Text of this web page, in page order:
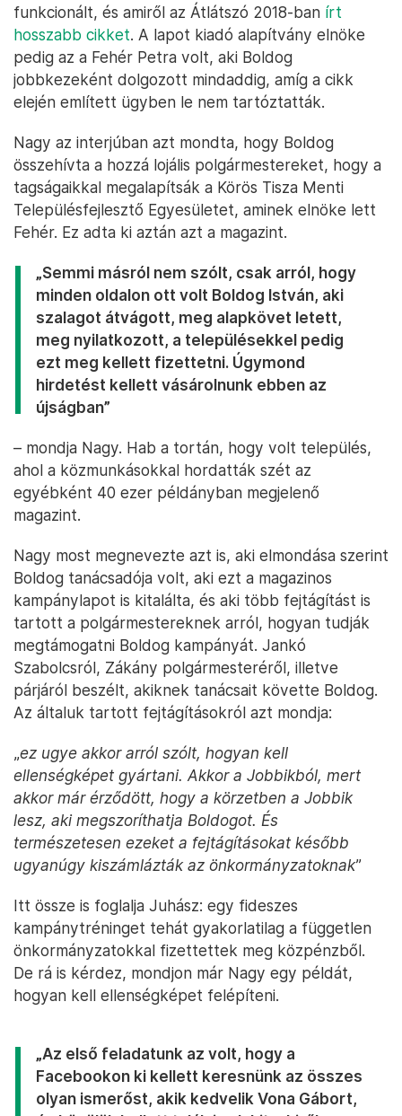
funkcionált, és amiről az Átlátszó 2018-ban írt
hosszabb cikket. A lapot kiadó alapítvány elnöke
pedig az a Fehér Petra volt, aki Boldog
jobbkezeként dolgozott mindaddig, amíg a cikk
elején említett ügyben le nem tartóztatták.
Nagy az interjúban azt mondta, hogy Boldog
összehívta a hozzá lojális polgármestereket, hogy a
tagságaikkal megalapítsák a Körös Tisza Menti
Településfejlesztő Egyesületet, aminek elnöke lett
Fehér. Ez adta ki aztán azt a magazint.
„Semmi másról nem szólt, csak arról, hogy
minden oldalon ott volt Boldog István, aki
szalagot átvágott, meg alapkövet letett,
meg nyilatkozott, a településekkel pedig
ezt meg kellett fizettetni. Úgymond
hirdetést kellett vásárolnunk ebben az
újságban”
– mondja Nagy. Hab a tortán, hogy volt település,
ahol a közmunkásokkal hordatták szét az
egyébként 40 ezer példányban megjelenő
magazint.
Nagy most megnevezte azt is, aki elmondása szerint
Boldog tanácsadója volt, aki ezt a magazinos
kampánylapot is kitalálta, és aki több fejtágítást is
tartott a polgármestereknek arról, hogyan tudják
megtámogatni Boldog kampányát. Jankó
Szabolcsról, Zákány polgármesteréről, illetve
párjáról beszélt, akiknek tanácsait követte Boldog.
Az általuk tartott fejtágításokról azt mondja:
„ez ugye akkor arról szólt, hogyan kell
ellenségképet gyártani. Akkor a Jobbikból, mert
akkor már érződött, hogy a körzetben a Jobbik
lesz, aki megszoríthatja Boldogot. És
természetesen ezeket a fejtágításokat később
ugyanúgy kiszámlázták az önkormányzatoknak”
Itt össze is foglalja Juhász: egy fideszes
kampánytréninget tehát gyakorlatilag a független
önkormányzatokkal fizettettek meg közpénzből.
De rá is kérdez, mondjon már Nagy egy példát,
hogyan kell ellenségképet felépíteni.
„Az első feladatunk az volt, hogy a
Facebookon ki kellett keresnünk az összes
olyan ismerőst, akik kedvelik Vona Gábort,